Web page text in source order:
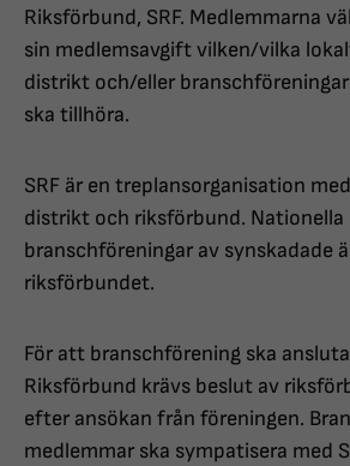
Riksförbund, SRF. Medlemmarna
sin medlemsavgift vilken/vilka
distrikt och/eller
ska tillhöra.
SRF är en treplansorganisation
distrikt och riksförbund. Nationella
branschföreningar av synskadade
riksförbundet.
För att branschförening ska
Riksförbund krävs beslut av
efter ansökan från föreningen.
medlemmar ska sympatisera med